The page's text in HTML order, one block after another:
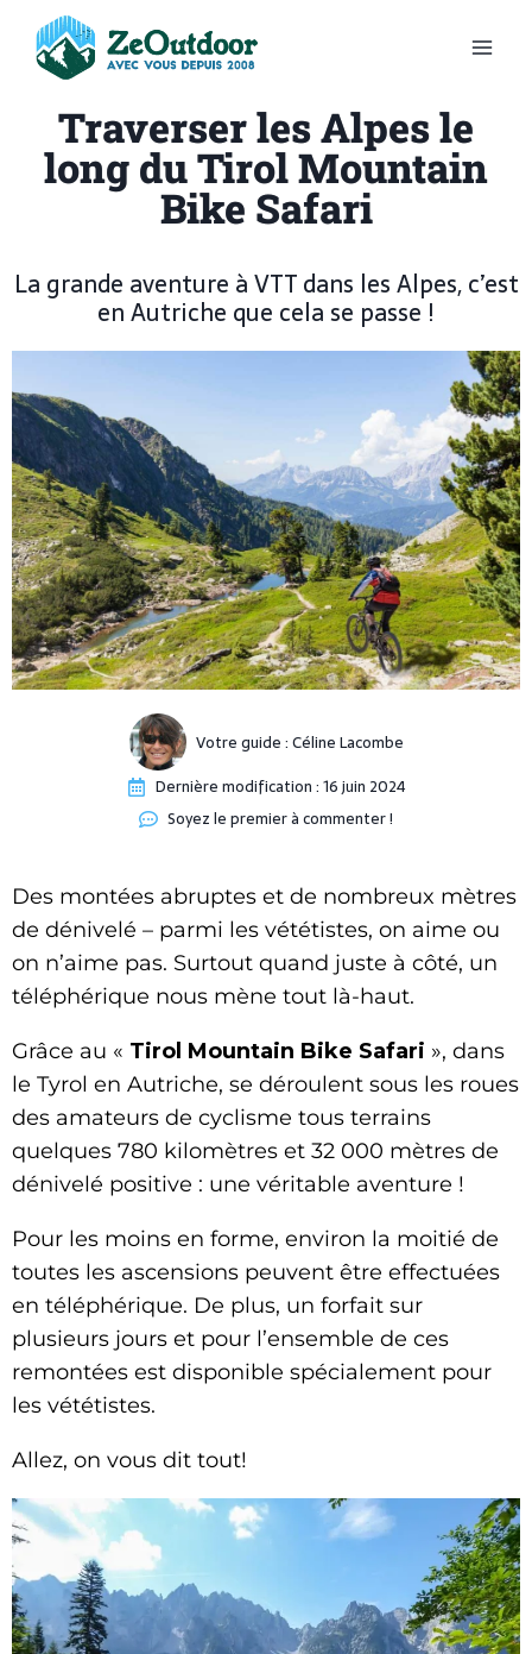
Traverser les Alpes le
long du Tirol Mountain
Bike Safari
La grande aventure à VTT dans les Alpes, c’est
en Autriche que cela se passe !
Votre guide :Céline Lacombe
Dernière modification :16 juin 2024
Soyez le premier à commenter !
Des montées abruptes et de nombreux mètres
de dénivelé – parmi les vététistes, on aime ou
on n’aime pas. Surtout quand juste à côté, un
téléphérique nous mène tout là-haut.
Grâce au « Tirol Mountain Bike Safari », dans
le Tyrol en Autriche, se déroulent sous les roues
des amateurs de cyclisme tous terrains
quelques 780 kilomètres et 32 000 mètres de
dénivelé positive : une véritable aventure !
Pour les moins en forme, environ la moitié de
toutes les ascensions peuvent être effectuées
en téléphérique. De plus, un forfait sur
plusieurs jours et pour l’ensemble de ces
remontées est disponible spécialement pour
les vététistes.
Allez, on vous dit tout!